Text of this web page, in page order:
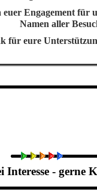
euer Engagement für
Namen aller
für eure
Interesse - gerne